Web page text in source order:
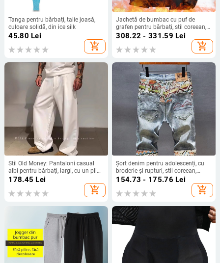
Tanga pentru bărbați, talie joasă,
culoare solidă, din ice silk
45.80 Lei
add_shopping_cart
Jachetă de bumbac cu puf de
grafen pentru bărbați, stil coreean,
casual, cu glugă, îngroșată, caldă,
din bumbac, vestă de bumbac auriu
negru pentru bărbați
308.22 - 331.59 Lei
add_shopping_cart
Stil Old Money: Pantaloni casual
albi pentru bărbați, largi, cu un pliu
simplu, croială dreaptă, poliester
178.45 Lei
add_shopping_cart
Șort denim pentru adolescenți, cu
broderie și rupturi, stil coreean,
croială slim, micro-elastic, vară
154.73 - 175.76 Lei
add_shopping_cart